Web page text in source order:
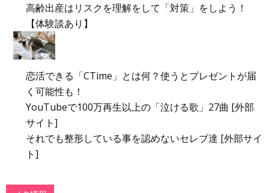
高齢出産はリスクを理解をして「対策」をしよう！
【体験談あり】
恋活できる「CTime」とは何？使うとプレゼントが届
く可能性も！
YouTubeで100万再生以上の「泣ける歌」27曲 [外部
サイト]
それでも整形している事を認めないセレブ達 [外部サイ
ト]